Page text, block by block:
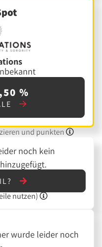
%
und punkten
noch kein
nutzen)
wurde leider noch